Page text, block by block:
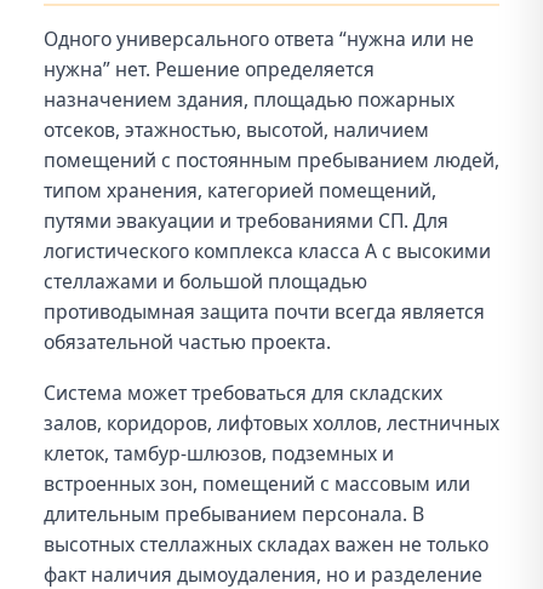
Одного универсального ответа “нужна или не
нужна” нет. Решение определяется
назначением здания, площадью пожарных
отсеков, этажностью, высотой, наличием
помещений с постоянным пребыванием людей,
типом хранения, категорией помещений,
путями эвакуации и требованиями СП. Для
логистического комплекса класса А с высокими
стеллажами и большой площадью
противодымная защита почти всегда является
обязательной частью проекта.
Система может требоваться для складских
залов, коридоров, лифтовых холлов, лестничных
клеток, тамбур-шлюзов, подземных и
встроенных зон, помещений с массовым или
длительным пребыванием персонала. В
высотных стеллажных складах важен не только
факт наличия дымоудаления, но и разделение